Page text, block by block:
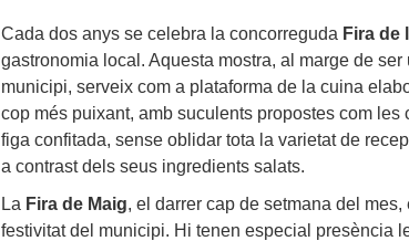
Cada dos anys se celebra la concorreguda Fira de
gastronomia local. Aquesta mostra, al marge de
municipi, serveix com a plataforma de la cuina
cop més puixant, amb suculents propostes com les
figa confitada, sense oblidar tota la varietat de
a contrast dels seus ingredients salats.
La Fira de Maig, el darrer cap de setmana del mes,
festivitat del municipi. Hi tenen especial presència